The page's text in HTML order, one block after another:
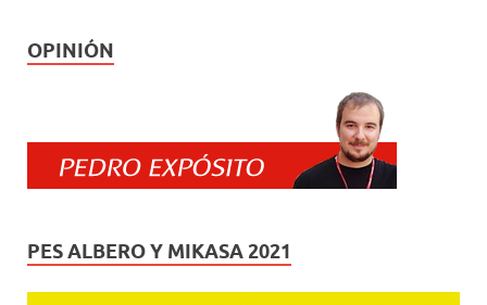
OPINIÓN
PES ALBERO Y MIKASA 2021